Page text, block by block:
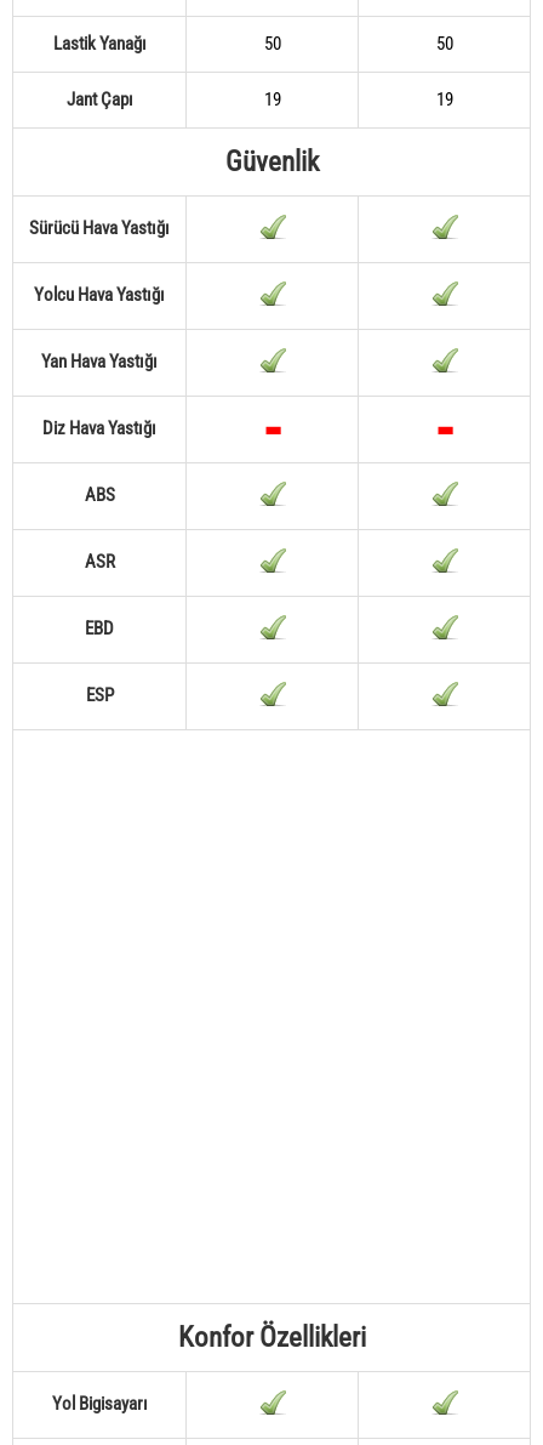
Lastik Yanağı 50 50
Jant Çapı 19 19
Güvenlik
Sürücü Hava Yastığı
Yolcu Hava Yastığı
Yan Hava Yastığı
Diz Hava Yastığı
ABS
ASR
EBD
ESP
Konfor Özellikleri
Yol Bigisayarı